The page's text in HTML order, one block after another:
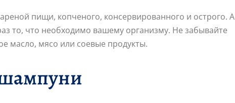
пищи, копченого, консервированного и острого. А
то, что необходимо вашему организму. Не забывайте
масло, мясо или соевые продукты.